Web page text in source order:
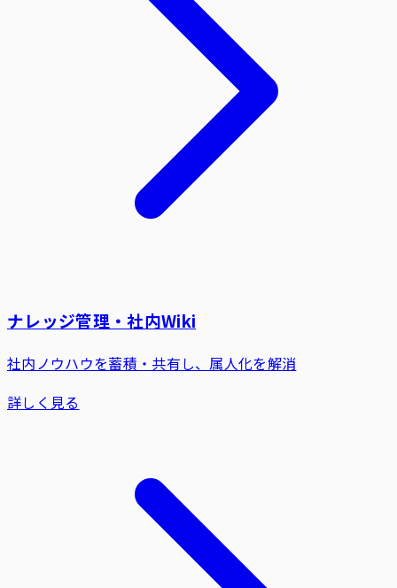
ナレッジ管理・社内Wiki
社内ノウハウを蓄積・共有し、属人化を解消
詳しく見る